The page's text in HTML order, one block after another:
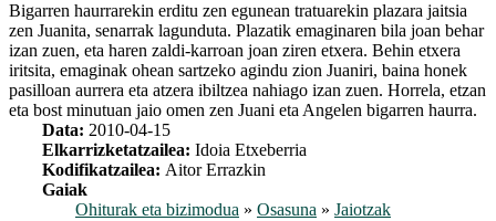
Bigarren haurrarekin erditu zen egunean tratuarekin plazara jaitsia
zen Juanita, senarrak lagunduta. Plazatik emaginaren bila joan behar
izan zuen, eta haren zaldi-karroan joan ziren etxera. Behin etxera
iritsita, emaginak ohean sartzeko agindu zion Juaniri, baina honek
pasilloan aurrera eta atzera ibiltzea nahiago izan zuen. Horrela, etzan
eta bost minutuan jaio omen zen Juani eta Angelen bigarren haurra.
Data: 2010-04-15
Elkarrizketatzailea: Idoia Etxeberria
Kodifikatzailea: Aitor Errazkin
Gaiak
Ohiturak eta bizimodua » Osasuna » Jaiotzak